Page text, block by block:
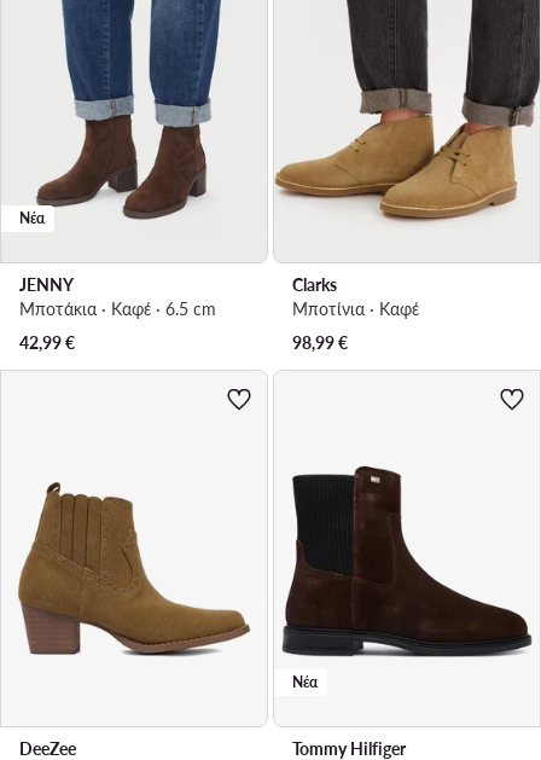
Νέα
JENNY
Μποτάκια · Καφέ · 6.5 cm
42,99€
Clarks
Μποτίνια · Καφέ
98,99€
DeeZee
Νέα
Tommy Hilfiger